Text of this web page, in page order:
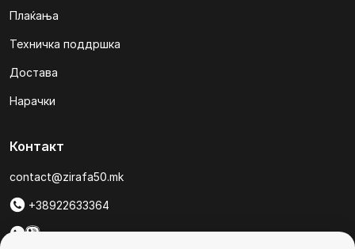
Плаќања
Техничка поддршка
Достава
Нарачки
Контакт
contact@zirafa50.mk
+38922633364